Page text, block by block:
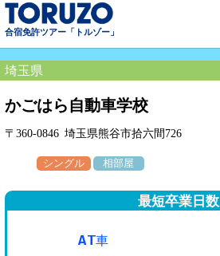
合宿免許ツアー「トルゾー」
埼玉県
かごはら自動車学校
〒360-0846 埼玉県熊谷市拾六間726
シングル 相部屋
最短卒業日数
AT車